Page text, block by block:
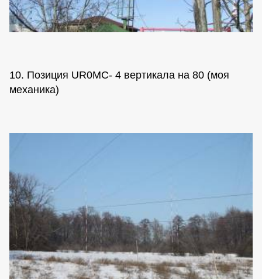
10. Позиция UR0MC- 4 вертикала на 80 (моя
механика)